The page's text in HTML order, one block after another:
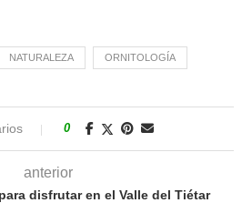
NATURALEZA ORNITOLOGÍA
0
anterior
disfrutar en el Valle del Tiétar